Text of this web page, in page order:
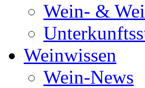
Wein- &
Weinwissen
Wein-News